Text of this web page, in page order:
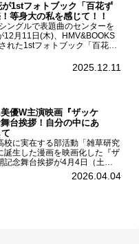
1stフォトブック「百花ず
等身大の私を感じて！！
ングルで表題曲のセンターを
12月11日(木)、HMV&BOOKS
れた1stフォトブック「百花ず
百花1stフォトブッ...2025.12.11
優W主演映画『ザッケ
台挨拶！自分の中にあ
校に実在する部活動「雑草研究
誕生した漫画を映画化した『ザ
記念舞台挨拶が4月4日（土）
マお台場で開催され、出演者の
優、八神遼介（ICEx）、阿佐
2026.04.04